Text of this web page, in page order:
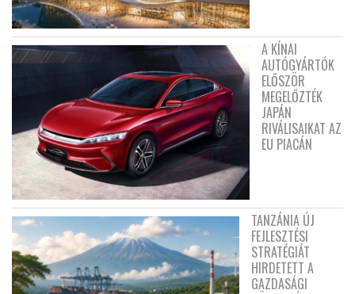
A KÍNAI
AUTÓGYÁRTÓK
ELŐSZÖR
MEGELŐZTÉK
JAPÁN
RIVÁLISAIKAT AZ
EU PIACÁN
TANZÁNIA ÚJ
FEJLESZTÉSI
STRATÉGIÁT
HIRDETETT A
GAZDASÁGI